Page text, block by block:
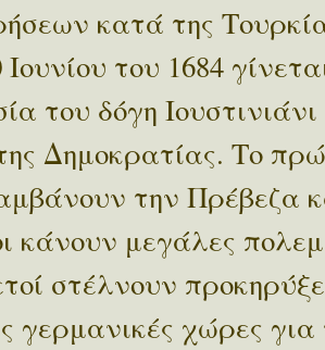
κατά της
Ιουνίου του 1684
του δόγη
Δημοκρατίας. Το
την Πρέβεζα
κάνουν μεγάλες
στέλνουν
γερμανικές χώρες